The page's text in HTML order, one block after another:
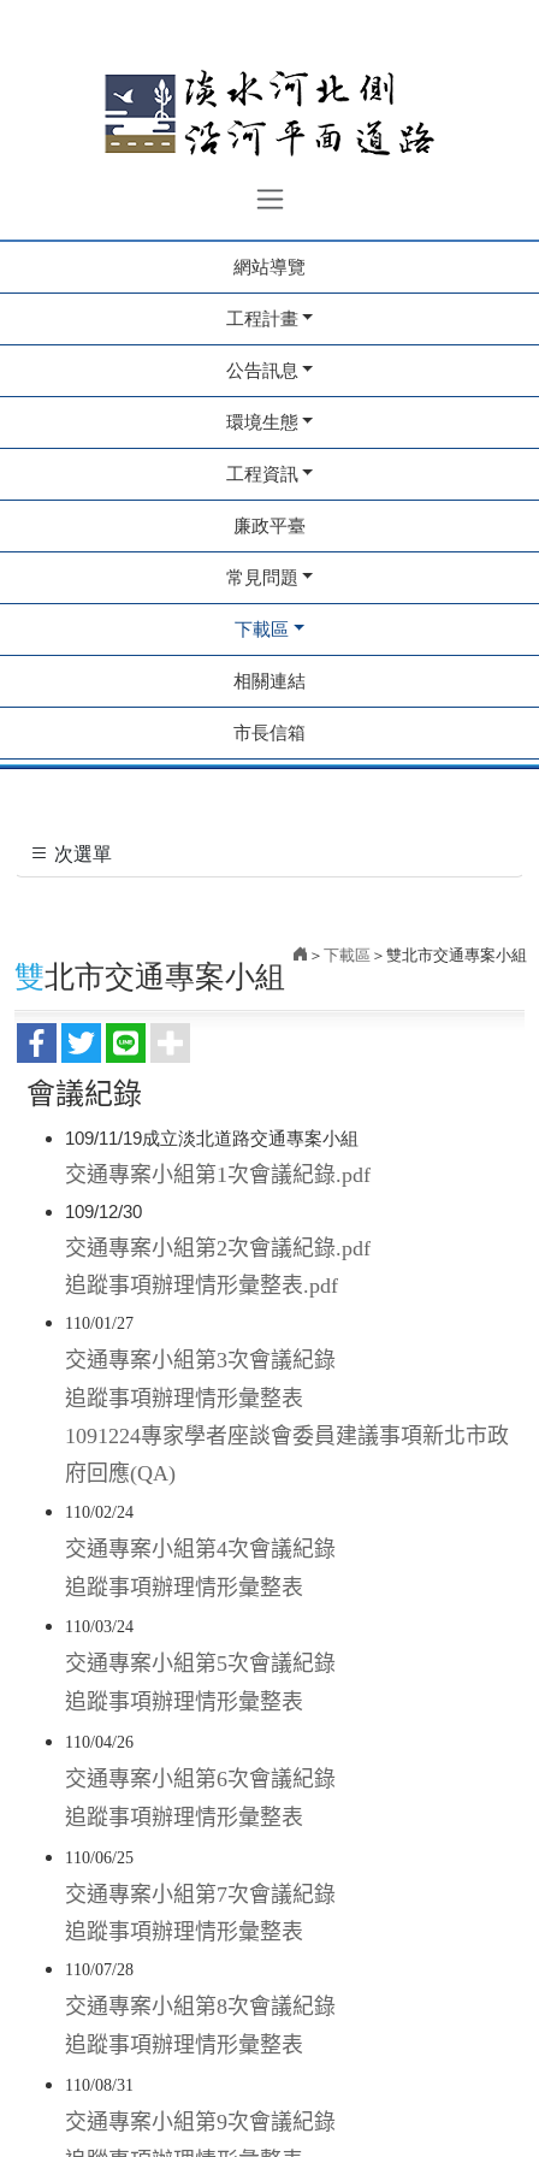
網站導覽
工程計畫
公告訊息
環境生態
工程資訊
廉政平臺
常見問題
下載區
相關連結
市長信箱
次選單
下載區 雙北市交通專案小組
雙北市交通專案小組
會議紀錄
109/11/19成立淡北道路交通專案小組
交通專案小組第1次會議紀錄.pdf
109/12/30
交通專案小組第2次會議紀錄.pdf
追蹤事項辦理情形彙整表.pdf
110/01/27
交通專案小組第3次會議紀錄
追蹤事項辦理情形彙整表
1091224專家學者座談會委員建議事項新北市政
府回應(QA)
110/02/24
交通專案小組第4次會議紀錄
追蹤事項辦理情形彙整表
110/03/24
交通專案小組第5次會議紀錄
追蹤事項辦理情形彙整表
110/04/26
交通專案小組第6次會議紀錄
追蹤事項辦理情形彙整表
110/06/25
交通專案小組第7次會議紀錄
追蹤事項辦理情形彙整表
110/07/28
交通專案小組第8次會議紀錄
追蹤事項辦理情形彙整表
110/08/31
交通專案小組第9次會議紀錄